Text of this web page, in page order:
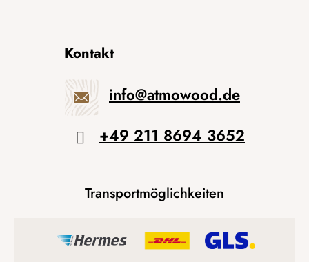
Kontakt
info@atmowood.de
+49 211 8694 3652
Transportmöglichkeiten